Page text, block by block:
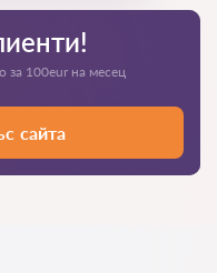
за 100eur на месец
сайта